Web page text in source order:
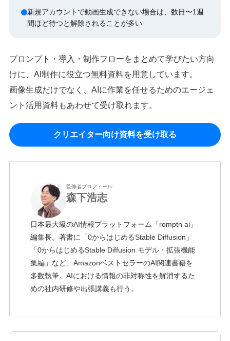
新規アカウントで動画生成できない場合は、数日〜1週
間ほど待つと解除されることが多い
プロンプト・導入・制作フローをまとめて学びたい方向
けに、AI制作に役立つ無料資料を用意しています。
画像生成だけでなく、AIに作業を任せるためのエージェ
ント活用資料もあわせて受け取れます。
クリエイター向け資料を受け取る
監修者プロフィール
森下浩志
日本最大級のAI情報プラットフォーム「romptn ai」
編集長。著書に「0からはじめるStable Diffusion」
「0からはじめるStable Diffusion モデル・拡張機能
集編」など、AmazonベストセラーのAI関連書籍を
多数執筆。AIにおける情報の非対称性を解消するた
めの社内研修や出張講義も行う。